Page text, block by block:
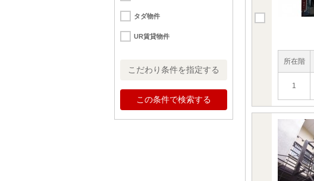
所在階
1
タダ物件
UR賃貸物件
こだわり条件を指定する